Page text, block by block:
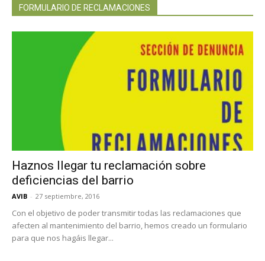
FORMULARIO DE RECLAMACIONES
Haznos llegar tu reclamación sobre
deficiencias del barrio
AVIB - 27 septiembre, 2016
Con el objetivo de poder transmitir todas las reclamaciones que
afecten al mantenimiento del barrio, hemos creado un formulario
para que nos hagáis llegar...